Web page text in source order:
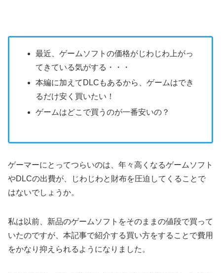
最近、ゲームソフトの価格がじわじわ上がっ
てきている気がする・・・
本編に加えてDLCもあるから、ゲームはでき
るだけ安く買いたい！
ゲームはどこで買うのが一番安いの？
ゲーマーにとってつらいのは、年々高くなるゲームソフト
やDLCの出費が、じわじわと財布を圧迫してくることで
はないでしょうか。
私は以前、新品のゲームソフトをそのままの値段で買って
いたのですが、本記事で紹介する買い方をすることで費用
をかなり抑えられるようになりました。